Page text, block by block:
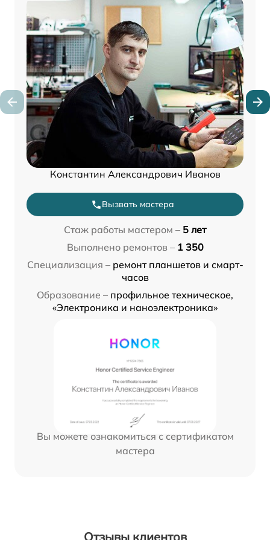
Константин Александрович Иванов
Вызвать мастера
Стаж работы мастером – 5 лет
Выполнено ремонтов – 1 350
Специализация – ремонт планшетов и смарт-
часов
Образование – профильное техническое,
«Электроника и наноэлектроника»
Вы можете ознакомиться с сертификатом
мастера
Отзывы клиентов